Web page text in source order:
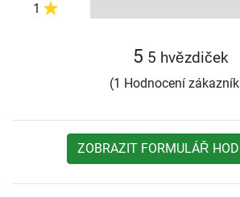
1
5 5 hvězdiček
(1 Hodnocení
ZOBRAZIT FORMULÁŘ